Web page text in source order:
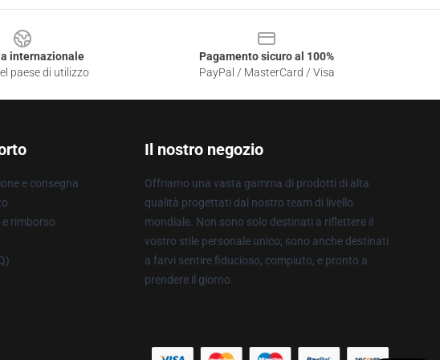
internazionale
paese di utilizzo
Pagamento sicuro al 100%
PayPal / MasterCard / Visa
e consegna
rimborso
Il nostro negozio
Offriamo una vasta gamma di prodotti di alta
qualità progettati dal nostro team di livello
mondiale. Non sono solo destinati a riflettere il
vostro stile personale unico; sono anche destinati
a farvi sentire fiducioso, compiuto, e pronto a
prendere il giorno.